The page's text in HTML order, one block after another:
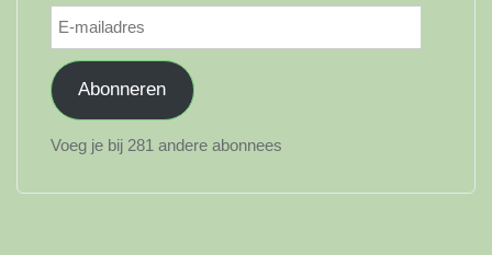
E-
mailadres
Abonneren
Voeg je bij 281 andere abonnees